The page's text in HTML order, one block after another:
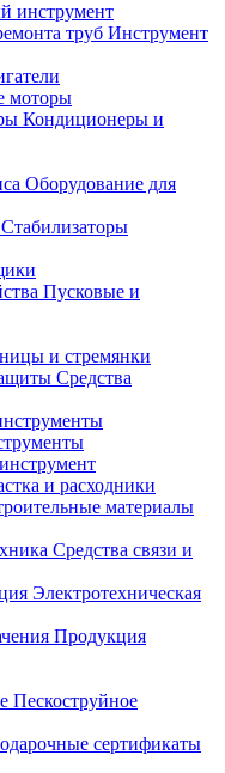
инструмент
Инструмент
моторы
Кондиционеры и
Оборудование для
Стабилизаторы
Пусковые и
и стремянки
Средства
и расходники
материалы
Средства связи и
Электротехническая
Продукция
Пескоструйное
сертификаты